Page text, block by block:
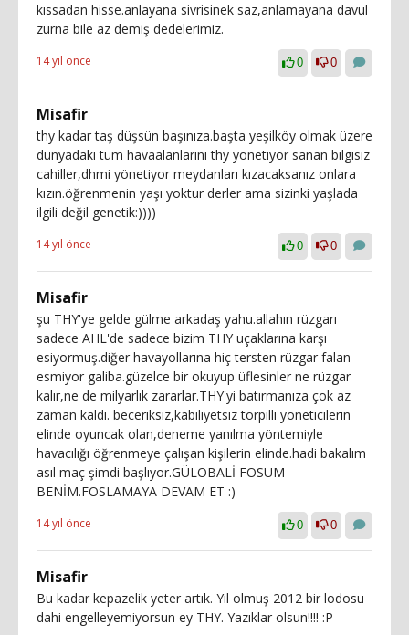
kıssadan hisse.anlayana sivrisinek saz,anlamayana davul
zurna bile az demiş dedelerimiz.
14 yıl önce 0 0
Misafir
thy kadar taş düşsün başınıza.başta yeşilköy olmak üzere
dünyadaki tüm havaalanlarını thy yönetiyor sanan bilgisiz
cahiller,dhmi yönetiyor meydanları kızacaksanız onlara
kızın.öğrenmenin yaşı yoktur derler ama sizinki yaşlada
ilgili değil genetik:))))
14 yıl önce 0 0
Misafir
şu THY'ye gelde gülme arkadaş yahu.allahın rüzgarı
sadece AHL'de sadece bizim THY uçaklarına karşı
esiyormuş.diğer havayollarına hiç tersten rüzgar falan
esmiyor galiba.güzelce bir okuyup üflesinler ne rüzgar
kalır,ne de milyarlık zararlar.THY'yi batırmanıza çok az
zaman kaldı. beceriksiz,kabiliyetsiz torpilli yöneticilerin
elinde oyuncak olan,deneme yanılma yöntemiyle
havacılığı öğrenmeye çalışan kişilerin elinde.hadi bakalım
asıl maç şimdi başlıyor.GÜLOBALİ FOSUM
BENİM.FOSLAMAYA DEVAM ET :)
14 yıl önce 0 0
Misafir
Bu kadar kepazelik yeter artık. Yıl olmuş 2012 bir lodosu
dahi engelleyemiyorsun ey THY. Yazıklar olsun!!!! :P